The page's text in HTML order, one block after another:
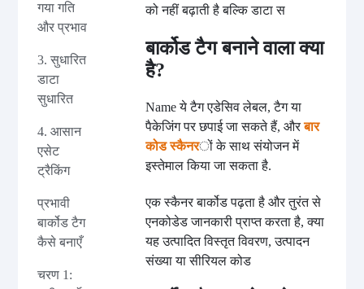
गया गति
और प्रभाव
3. सुधारित
डाटा
सुधारित
4. आसान
एसेट
ट्रैकिंग
प्रभावी
बार्कोड टैग
कैसे बनाएँ
चरण 1:
को नहीं बढ़ाती है बल्कि डाटा स
बार्कोड टैग बनाने वाला क्या
है?
Name ये टैग एडेसिव लेबल, टैग या
पैकेजिंग पर छपाई जा सकते हैं, औरबार
कोड स्कैनरों के साथ संयोजन में
इस्तेमाल किया जा सकता है.
एक स्कैनर बार्कोड पढ़ता है और तुरंत से
एनकोडेड जानकारी प्राप्त करता है, क्या
यह उत्पादित विस्तृत विवरण, उत्पादन
संख्या या सीरियल कोड